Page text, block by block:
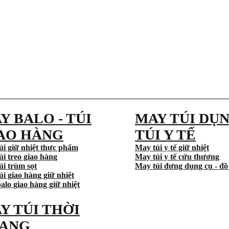
BALO - TÚI
HÀNG
giữ nhiệt thực phẩm
treo giao hàng
trùm sọt
giao hàng giữ nhiệt
giao hàng giữ nhiệt
MAY TÚI
TÚI Y TẾ
May túi y tế giữ nhiệt
May túi y tế cứu thương
May túi đựng dụng cụ - đồ
TÚI THỜI